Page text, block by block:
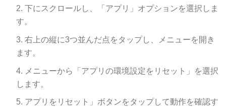
下にスクロールし、「アプリ」オプションを選択しま
す。
右上の縦に3つ並んだ点をタップし、メニューを開き
ます。
メニューから「アプリの環境設定をリセット」を選択
します。
アプリをリセット」ボタンをタップして動作を確認す